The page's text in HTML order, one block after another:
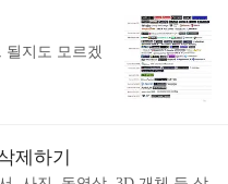
인하는 방법
Pwned?'란 무
명 보안 전문
주소와 비밀
주소가 유출된
될지도 모르겠
제하기